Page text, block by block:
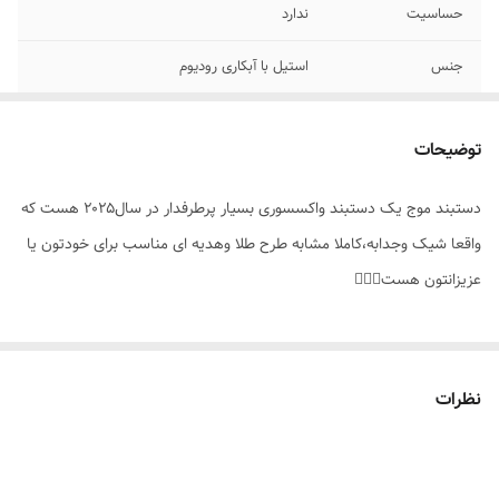
حساسیت ندارد
جنس استیل با آبکاری رودیوم
سایز فری سایز
موارد استفاده برای
توضیحات
دستبند موج یک دستبند واکسسوری بسیار پرطرفدار در سال۲۰۲۵ هست که
واقعا شیک وجدابه،کاملا مشابه طرح طلا وهدیه ای مناسب برای خودتون یا
عزیزانتون هست👌🏻✨️
نظرات